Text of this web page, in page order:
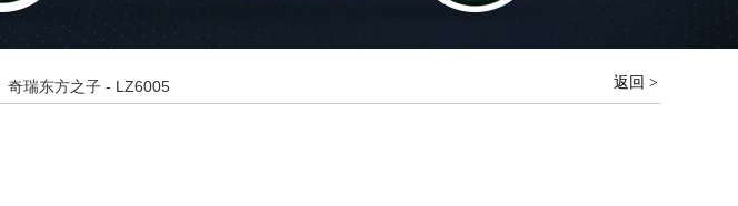
返回 >
奇瑞东方之子 - LZ6005